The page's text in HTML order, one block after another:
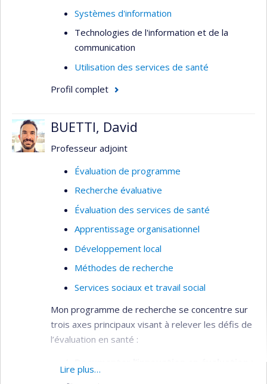
Systèmes d'information
Technologies de l'information et de la
communication
Utilisation des services de santé
Profil complet
BUETTI, David
Professeur adjoint
Évaluation de programme
Recherche évaluative
Évaluation des services de santé
Apprentissage organisationnel
Développement local
Méthodes de recherche
Services sociaux et travail social
Mon programme de recherche se concentre sur
trois axes principaux visant à relever les défis de
l’évaluation en santé :
Cet axe vise à combler le manque de
Lire plus…